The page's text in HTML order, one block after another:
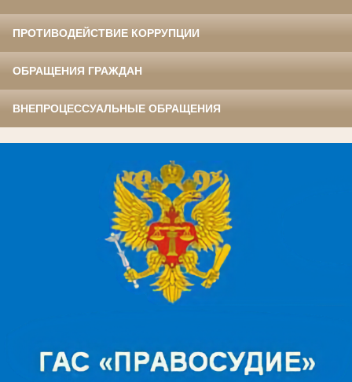
ПРОТИВОДЕЙСТВИЕ КОРРУПЦИИ
ОБРАЩЕНИЯ ГРАЖДАН
ВНЕПРОЦЕССУАЛЬНЫЕ ОБРАЩЕНИЯ